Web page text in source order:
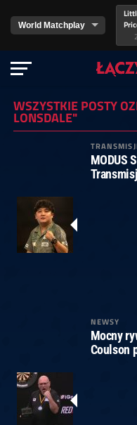
WSZYSTKIE POSTY
LONSDALE"
MODUS
NEWSY
Mocny
Coulson